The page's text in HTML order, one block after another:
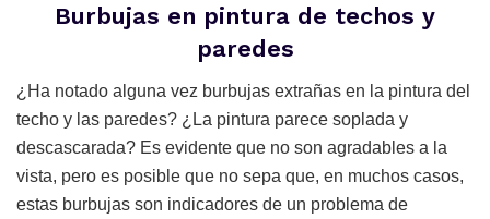
Burbujas en pintura de techos y
paredes
¿Ha notado alguna vez burbujas extrañas en la pintura del
techo y las paredes? ¿La pintura parece soplada y
descascarada? Es evidente que no son agradables a la
vista, pero es posible que no sepa que, en muchos casos,
estas burbujas son indicadores de un problema de